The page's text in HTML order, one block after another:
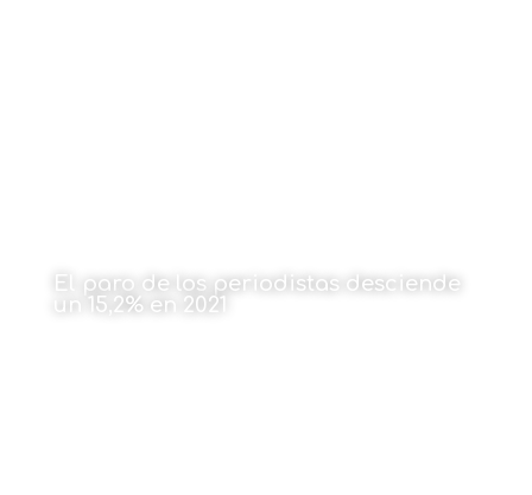
El paro de los periodistas desciende
un 15,2% en 2021